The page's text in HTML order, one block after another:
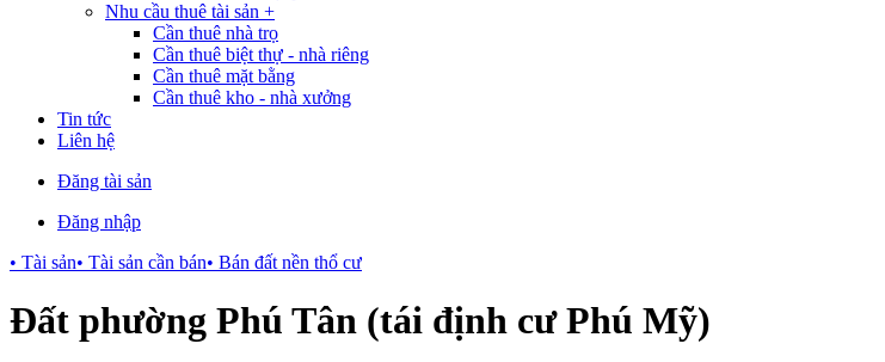
Nhu cầu thuê tài sản +
Cần thuê nhà trọ
Cần thuê biệt thự - nhà riêng
Cần thuê mặt bằng
Cần thuê kho - nhà xưởng
Tin tức
Liên hệ
Đăng tài sản
Đăng nhập
• Tài sản• Tài sản cần bán• Bán đất nền thổ cư
Đất phường Phú Tân (tái định cư Phú Mỹ)